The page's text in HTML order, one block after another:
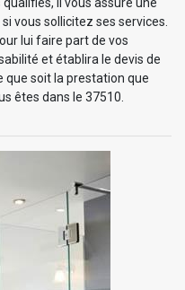
vous sollicitez ses services.
lui faire part de vos
et établira le devis de
que soit la prestation que
êtes dans le 37510.